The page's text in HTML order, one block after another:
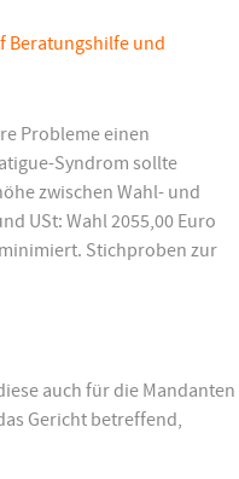
Beratungshilfe und
Probleme einen
Syndrom sollte
zwischen Wahl- und
USt: Wahl 2055,00 Euro
Stichproben zur
auch für die Mandanten
Gericht betreffend,